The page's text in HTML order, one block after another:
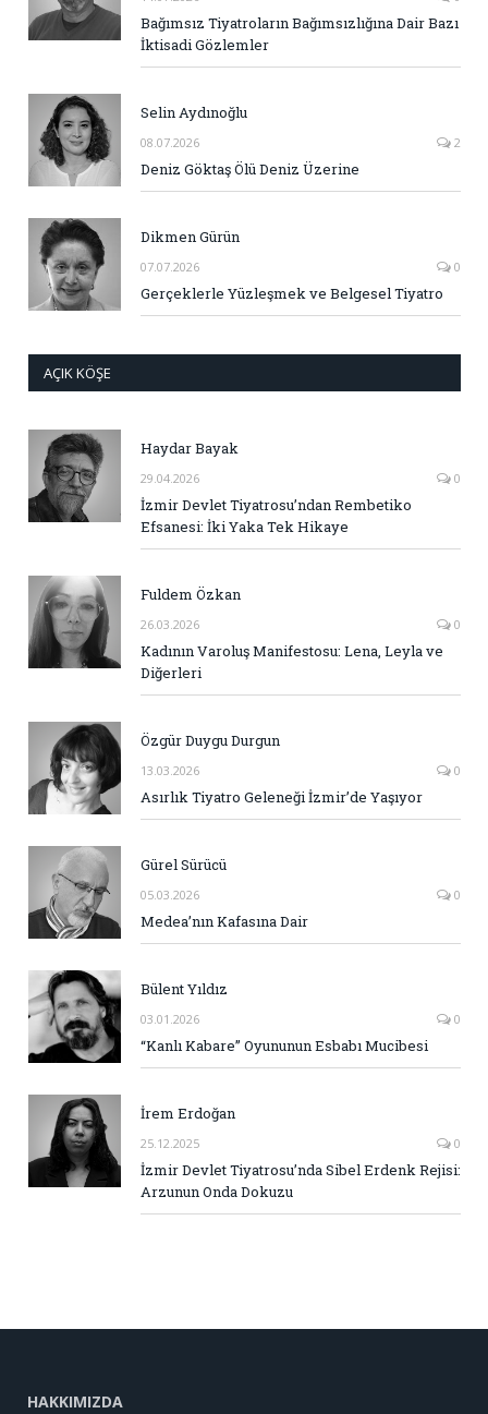
Bağımsız Tiyatroların Bağımsızlığına Dair Bazı
İktisadi Gözlemler
Selin Aydınoğlu
08.07.2026 2
Deniz Göktaş Ölü Deniz Üzerine
Dikmen Gürün
07.07.2026 0
Gerçeklerle Yüzleşmek ve Belgesel Tiyatro
AÇIK KÖŞE
Haydar Bayak
29.04.2026 0
İzmir Devlet Tiyatrosu’ndan Rembetiko
Efsanesi: İki Yaka Tek Hikaye
Fuldem Özkan
26.03.2026 0
Kadının Varoluş Manifestosu: Lena, Leyla ve
Diğerleri
Özgür Duygu Durgun
13.03.2026 0
Asırlık Tiyatro Geleneği İzmir’de Yaşıyor
Gürel Sürücü
05.03.2026 0
Medea’nın Kafasına Dair
Bülent Yıldız
03.01.2026 0
“Kanlı Kabare” Oyununun Esbabı Mucibesi
İrem Erdoğan
25.12.2025 0
İzmir Devlet Tiyatrosu’nda Sibel Erdenk Rejisi:
Arzunun Onda Dokuzu
HAKKIMIZDA